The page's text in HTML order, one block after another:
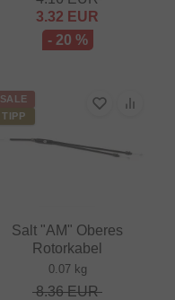
3.32 EUR
- 20 %
SALE
TIPP
Salt "AM" Oberes
Rotorkabel
0.07 kg
8.36EUR